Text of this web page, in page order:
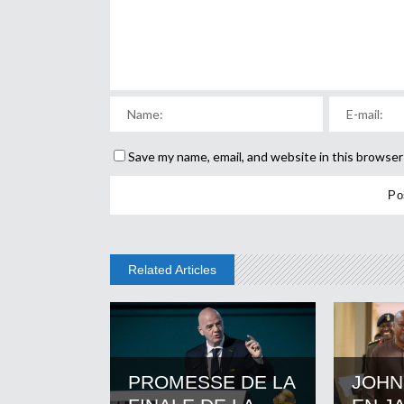
Save my name, email, and website in this
Related Articles
PROMESSE DE LA